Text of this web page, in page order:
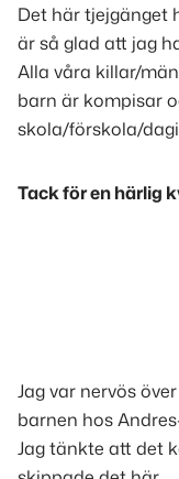
Det här tjejgänget
är så glad att jag
Alla våra killar/
barn är kompisar
skola/förskola/
Tack för en härlig
Jag var nervös
barnen hos
Jag tänkte att det